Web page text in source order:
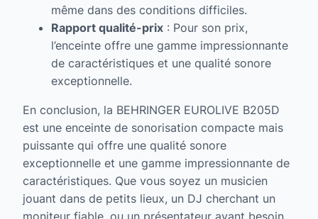
même dans des conditions difficiles.
Rapport qualité-prix : Pour son prix,
l’enceinte offre une gamme impressionnante
de caractéristiques et une qualité sonore
exceptionnelle.
En conclusion, la BEHRINGER EUROLIVE B205D
est une enceinte de sonorisation compacte mais
puissante qui offre une qualité sonore
exceptionnelle et une gamme impressionnante de
caractéristiques. Que vous soyez un musicien
jouant dans de petits lieux, un DJ cherchant un
moniteur fiable, ou un présentateur ayant besoin